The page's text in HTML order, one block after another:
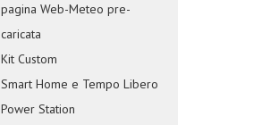
pagina Web-Meteo pre-
caricata
Kit Custom
Smart Home e Tempo Libero
Power Station